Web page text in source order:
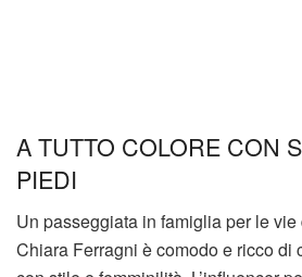
A TUTTO COLORE CON
PIEDI
Un passeggiata in famiglia per le vie
Chiara Ferragni è comodo e ricco di